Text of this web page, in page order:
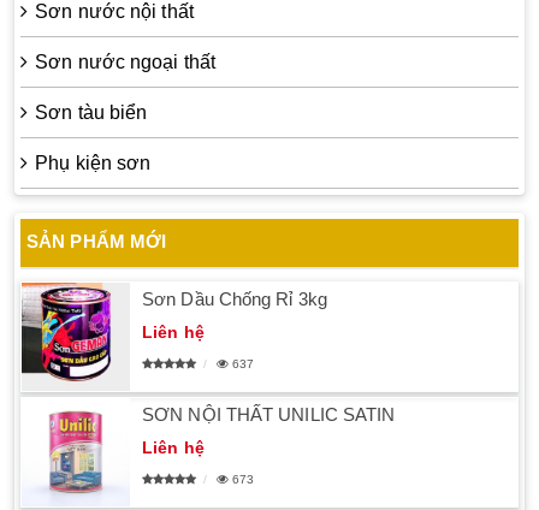
Sơn nước nội thất
Sơn nước ngoại thất
Sơn tàu biển
Phụ kiện sơn
SẢN PHẨM MỚI
Sơn Dầu Chống Rỉ 3kg
Liên hệ
637
SƠN NỘI THẤT UNILIC SATIN
Liên hệ
673